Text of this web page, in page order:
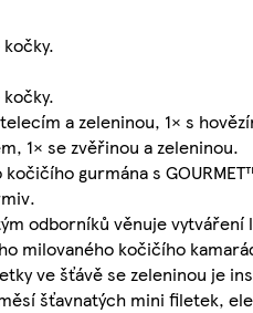
a zeleninou, 1× s
1× se zvěřinou a zeleninou.
gurmána s
odborníků věnuje
milovaného kočičího
ve šťávě se zeleninou je
šťavnatých mini filetek,